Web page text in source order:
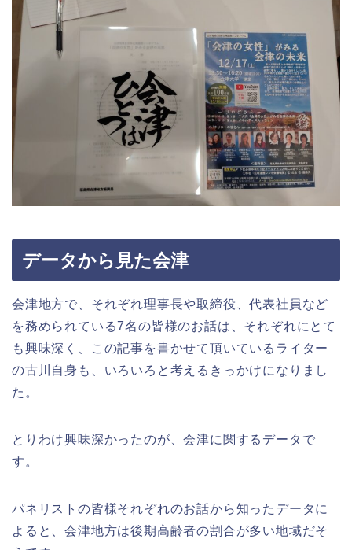
データから見た会津
会津地方で、それぞれ理事長や取締役、代表社員など
を務められている7名の皆様のお話は、それぞれにとて
も興味深く、この記事を書かせて頂いているライター
の古川自身も、いろいろと考えるきっかけになりまし
た。
とりわけ興味深かったのが、会津に関するデータで
す。
パネリストの皆様それぞれのお話から知ったデータに
よると、会津地方は後期高齢者の割合が多い地域だそ